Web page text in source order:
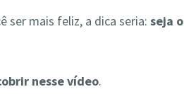
ser mais feliz, a dica seria:seja o
nesse vídeo.